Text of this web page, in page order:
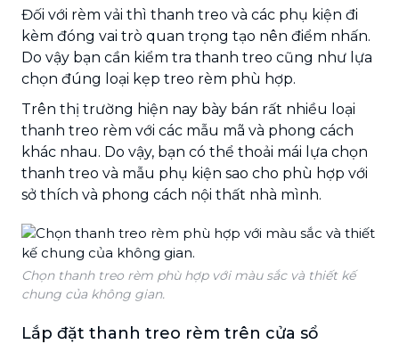
Đối với rèm vải thì thanh treo và các phụ kiện đi
kèm đóng vai trò quan trọng tạo nên điểm nhấn.
Do vậy bạn cần kiểm tra thanh treo cũng như lựa
chọn đúng loại kẹp treo rèm phù hợp.
Trên thị trường hiện nay bày bán rất nhiều loại
thanh treo rèm với các mẫu mã và phong cách
khác nhau. Do vậy, bạn có thể thoải mái lựa chọn
thanh treo và mẫu phụ kiện sao cho phù hợp với
sở thích và phong cách nội thất nhà mình.
Chọn thanh treo rèm phù hợp với màu sắc và thiết kế
chung của không gian.
Lắp đặt thanh treo rèm trên cửa sổ